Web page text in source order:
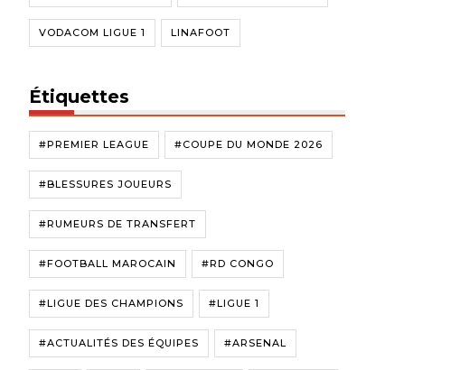
VODACOM LIGUE 1 LINAFOOT
Étiquettes
#PREMIER LEAGUE #COUPE DU MONDE 2026
#BLESSURES JOUEURS
#RUMEURS DE TRANSFERT
#FOOTBALL MAROCAIN #RD CONGO
#LIGUE DES CHAMPIONS #LIGUE 1
#ACTUALITÉS DES ÉQUIPES #ARSENAL